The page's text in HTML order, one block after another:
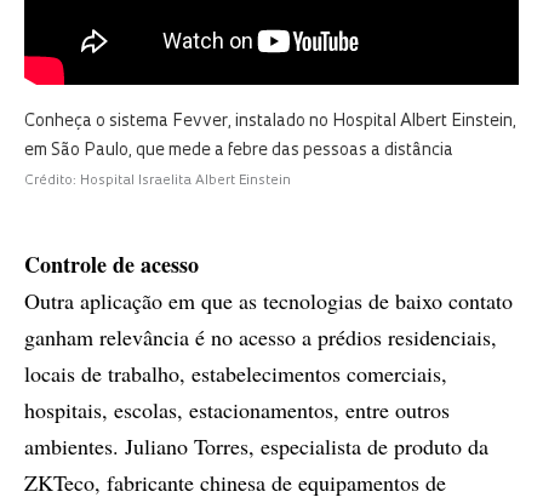
Conheça o sistema Fevver, instalado no Hospital Albert Einstein,
em São Paulo, que mede a febre das pessoas a distância
Crédito: Hospital Israelita Albert Einstein
Controle de acesso
Outra aplicação em que as tecnologias de baixo contato
ganham relevância é no acesso a prédios residenciais,
locais de trabalho, estabelecimentos comerciais,
hospitais, escolas, estacionamentos, entre outros
ambientes. Juliano Torres, especialista de produto da
ZKTeco, fabricante chinesa de equipamentos de